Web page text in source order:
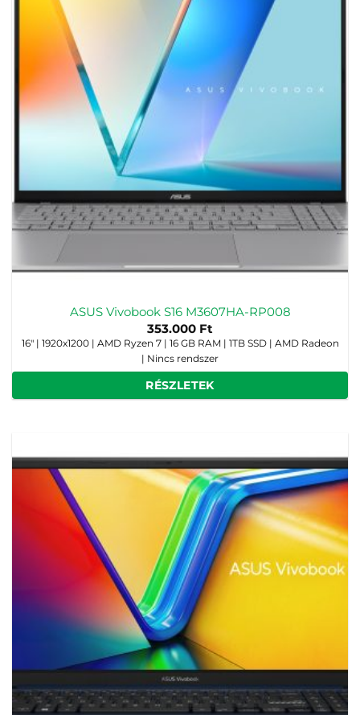
ASUS Vivobook S16 M3607HA-RP008
353.000 Ft
16" | 1920x1200 | AMD Ryzen 7 | 16 GB RAM | 1TB SSD | AMD Radeon
| Nincs rendszer
RÉSZLETEK